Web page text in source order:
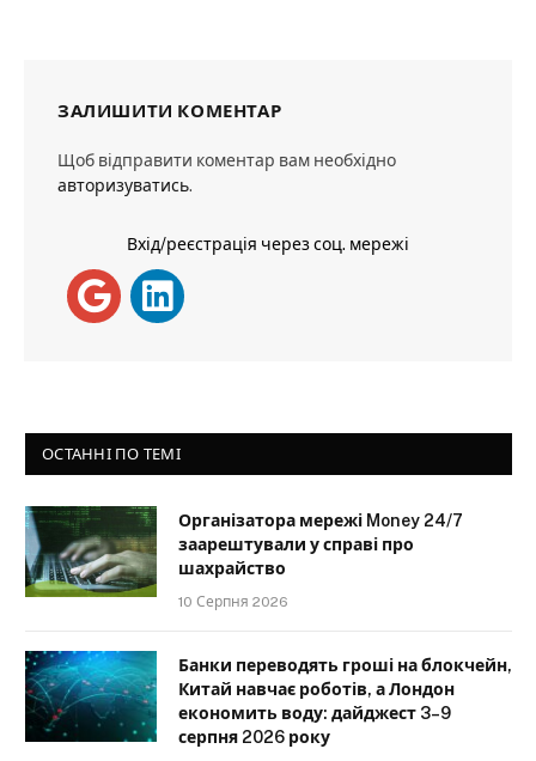
ЗАЛИШИТИ КОМЕНТАР
Щоб відправити коментар вам необхідно
авторизуватись.
Вхід/реєстрація через соц. мережі
ОСТАННІ ПО ТЕМІ
Організатора мережі Money 24/7
заарештували у справі про
шахрайство
10 Серпня 2026
Банки переводять гроші на блокчейн,
Китай навчає роботів, а Лондон
економить воду: дайджест 3–9
серпня 2026 року